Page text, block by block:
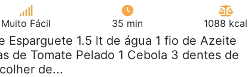
Muito Fácil 35 min 1088 kcal
Esparguete 1.5 lt de água 1 fio de Azeite
de Tomate Pelado 1 Cebola 3 dentes de
de...